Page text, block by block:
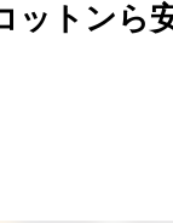
ットンら